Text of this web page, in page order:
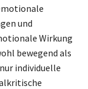
und
Wirkung
bewegend als
individuelle